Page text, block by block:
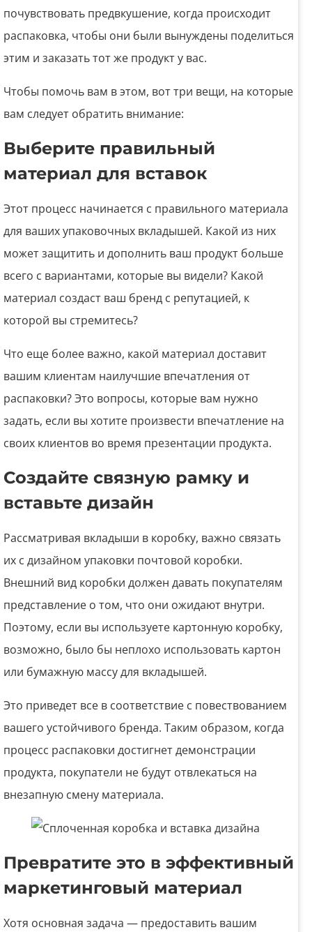
почувствовать предвкушение, когда происходит
распаковка, чтобы они были вынуждены поделиться
этим и заказать тот же продукт у вас.
Чтобы помочь вам в этом, вот три вещи, на которые
вам следует обратить внимание:
Выберите правильный
материал для вставок
Этот процесс начинается с правильного материала
для ваших упаковочных вкладышей. Какой из них
может защитить и дополнить ваш продукт больше
всего с вариантами, которые вы видели? Какой
материал создаст ваш бренд с репутацией, к
которой вы стремитесь?
Что еще более важно, какой материал доставит
вашим клиентам наилучшие впечатления от
распаковки? Это вопросы, которые вам нужно
задать, если вы хотите произвести впечатление на
своих клиентов во время презентации продукта.
Создайте связную рамку и
вставьте дизайн
Рассматривая вкладыши в коробку, важно связать
их с дизайном упаковки почтовой коробки.
Внешний вид коробки должен давать покупателям
представление о том, что они ожидают внутри.
Поэтому, если вы используете картонную коробку,
возможно, было бы неплохо использовать картон
или бумажную массу для вкладышей.
Это приведет все в соответствие с повествованием
вашего устойчивого бренда. Таким образом, когда
процесс распаковки достигнет демонстрации
продукта, покупатели не будут отвлекаться на
внезапную смену материала.
Превратите это в эффективный
маркетинговый материал
Хотя основная задача — предоставить вашим